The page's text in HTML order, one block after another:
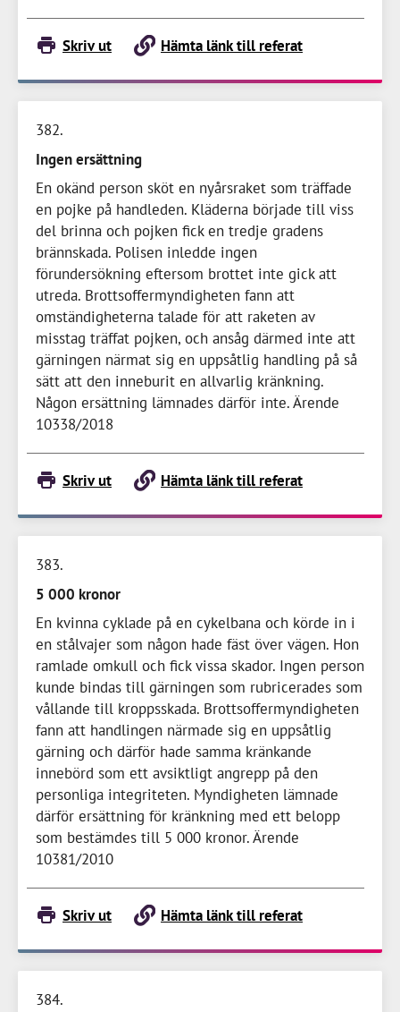
Skriv ut Hämta länk till referat
382
Ingen ersättning
En okänd person sköt en nyårsraket som träffade
en pojke på handleden. Kläderna började till viss
del brinna och pojken fick en tredje gradens
brännskada. Polisen inledde ingen
förundersökning eftersom brottet inte gick att
utreda. Brottsoffermyndigheten fann att
omständigheterna talade för att raketen av
misstag träffat pojken, och ansåg därmed inte att
gärningen närmat sig en uppsåtlig handling på så
sätt att den inneburit en allvarlig kränkning.
Någon ersättning lämnades därför inte. Ärende
10338/2018
Skriv ut Hämta länk till referat
383
5 000 kronor
En kvinna cyklade på en cykelbana och körde in i
en stålvajer som någon hade fäst över vägen. Hon
ramlade omkull och fick vissa skador. Ingen person
kunde bindas till gärningen som rubricerades som
vållande till kroppsskada. Brottsoffermyndigheten
fann att handlingen närmade sig en uppsåtlig
gärning och därför hade samma kränkande
innebörd som ett avsiktligt angrepp på den
personliga integriteten. Myndigheten lämnade
därför ersättning för kränkning med ett belopp
som bestämdes till 5 000 kronor. Ärende
10381/2010
Skriv ut Hämta länk till referat
384